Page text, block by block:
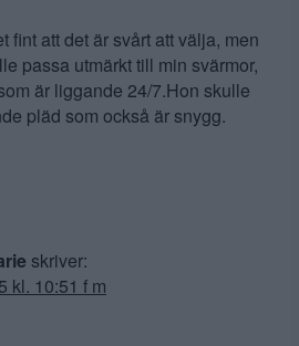
fint att det är svårt att välja, men
passa utmärkt till min svärmor,
är liggande 24/7.Hon skulle
pläd som också är snygg.
skriver:
kl. 10:51 f m